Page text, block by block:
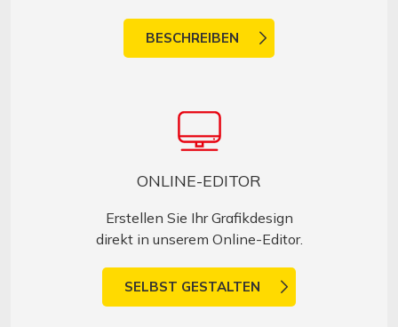
BESCHREIBEN
ONLINE-EDITOR
Erstellen Sie Ihr Grafikdesign
direkt in unserem Online-Editor.
SELBST GESTALTEN